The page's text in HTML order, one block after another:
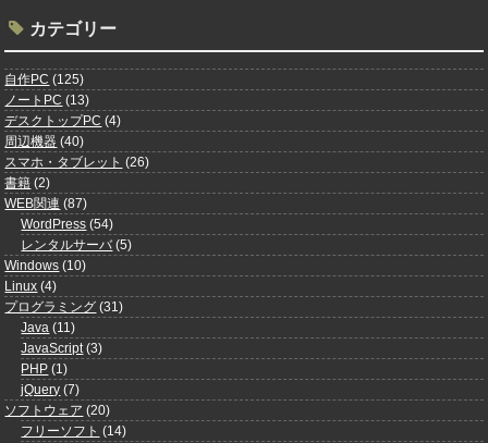
カテゴリー
自作PC (125)
ノートPC (13)
デスクトップPC (4)
周辺機器 (40)
スマホ・タブレット (26)
書籍 (2)
WEB関連 (87)
WordPress (54)
レンタルサーバ(5)
Windows (10)
Linux (4)
プログラミング (31)
Java (11)
JavaScript(3)
PHP (1)
jQuery (7)
ソフトウェア (20)
フリーソフト (14)